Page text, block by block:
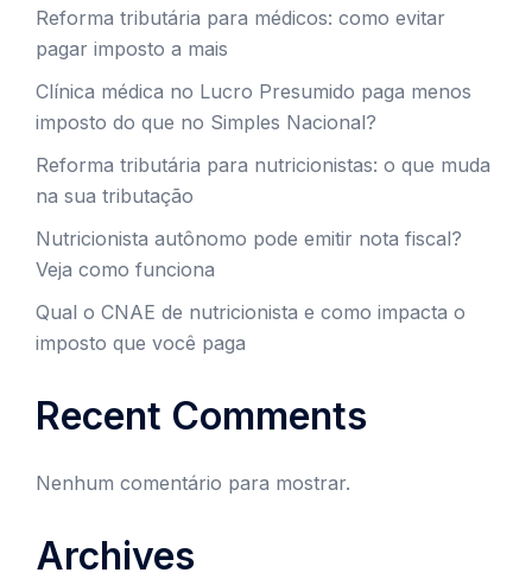
Reforma tributária para médicos: como evitar
pagar imposto a mais
Clínica médica no Lucro Presumido paga menos
imposto do que no Simples Nacional?
Reforma tributária para nutricionistas: o que muda
na sua tributação
Nutricionista autônomo pode emitir nota fiscal?
Veja como funciona
Qual o CNAE de nutricionista e como impacta o
imposto que você paga
Recent Comments
Nenhum comentário para mostrar.
Archives